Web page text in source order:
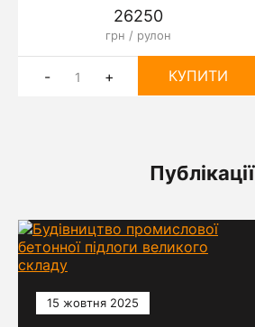
26250
грн / рулон
- + КУПИТИ
Публікації
15 жовтня 2025